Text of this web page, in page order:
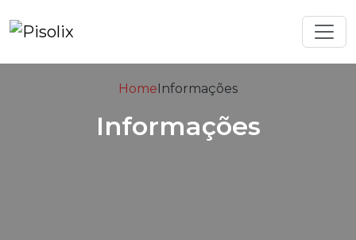
HomeInformações
Informações